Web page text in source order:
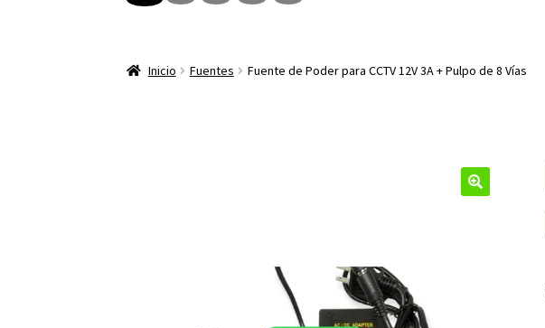
Inicio Fuentes Fuente de Poder para CCTV 12V 3A + Pulpo de 8 Vías